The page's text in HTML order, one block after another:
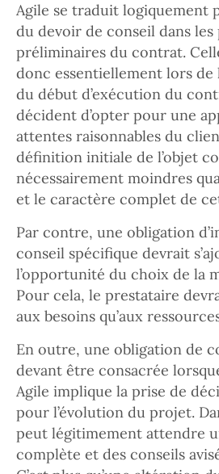
Agile se traduit logiquement
du devoir de conseil dans les
préliminaires du contrat.
donc essentiellement lors
du début d’exécution du
décident d’opter pour une
attentes raisonnables du
définition initiale de l’objet
nécessairement moindres
et le caractère complet de
Par contre, une obligation
conseil spécifique devrait
l’opportunité du choix de la
Pour cela, le prestataire
aux besoins qu’aux
En outre, une obligation de
devant être consacrée
Agile implique la prise de
pour l’évolution du projet.
peut légitimement attendre
complète et des conseils